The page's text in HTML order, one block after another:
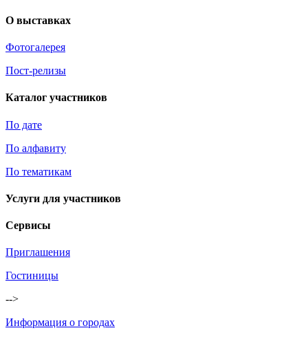
О выставках
Фотогалерея
Пост-релизы
Каталог участников
По дате
По алфавиту
По тематикам
Услуги для участников
Сервисы
Приглашения
Гостиницы
-->
Информация о городах